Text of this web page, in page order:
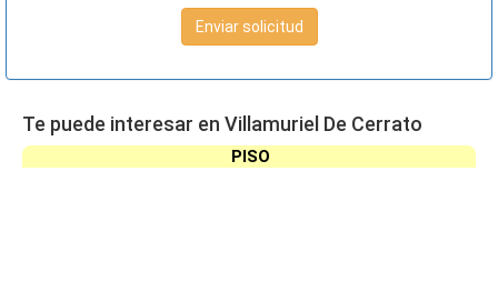
Enviar solicitud
Te puede interesar en Villamuriel De Cerrato
PISO